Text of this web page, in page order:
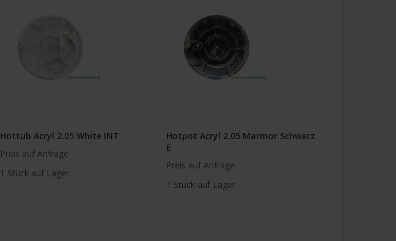
Hottub Acryl 2.05 White INT
Preis auf Anfrage
1 Stück auf Lager
Hotpot Acryl 2.05 Marmor Schwarz
E
Preis auf Anfrage
1 Stück auf Lager